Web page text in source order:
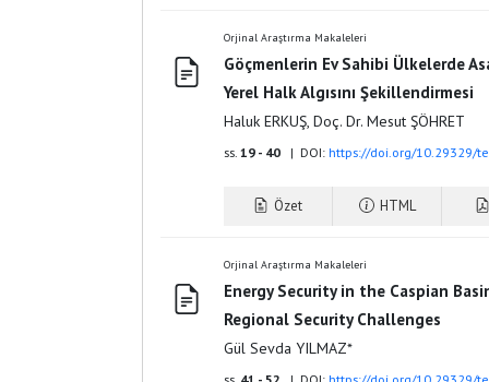
Orjinal Araştırma Makaleleri
Göçmenlerin Ev Sahibi Ülkelerde
Yerel Halk Algısını Şekillendirmesi
Haluk ERKUŞ, Doç. Dr. Mesut ŞÖHRET
ss. 19 - 40 | DOI: https://doi.org/10.29329/
Özet HTML
Orjinal Araştırma Makaleleri
Energy Security in the Caspian
Regional Security Challenges
Gül Sevda YILMAZ*